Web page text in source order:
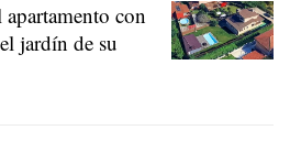
con
jardín de su